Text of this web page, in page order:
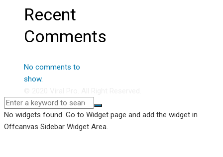
Recent
Comments
No comments to
show.
No widgets found. Go to Widget page and add the widget in
Offcanvas Sidebar Widget Area.